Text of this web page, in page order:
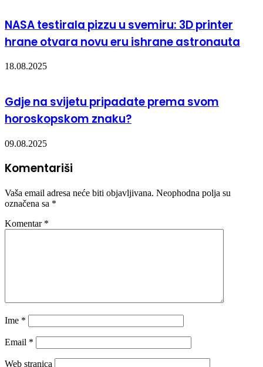
NASA testirala pizzu u svemiru: 3D printer
hrane otvara novu eru ishrane astronauta
18.08.2025
Gdje na svijetu pripadate prema svom
horoskopskom znaku?
09.08.2025
Komentariši
Vaša email adresa neće biti objavljivana. Neophodna polja su
označena sa *
Komentar *
Ime *
Email *
Web stranica